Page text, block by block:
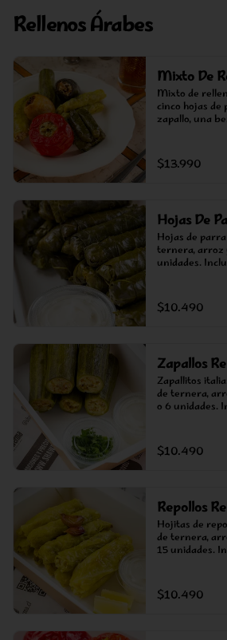
Rellenos Árabes
Mixto De
Mixto de
cinco hojas
zapallo, una
$13.990
Hojas De
Hojas de
ternera, arroz
unidades.
$10.490
Zapallos
Zapallitos
de ternera,
o 6 unidades.
$10.490
Repollos
Hojitas de
de ternera,
15 unidades.
$10.490